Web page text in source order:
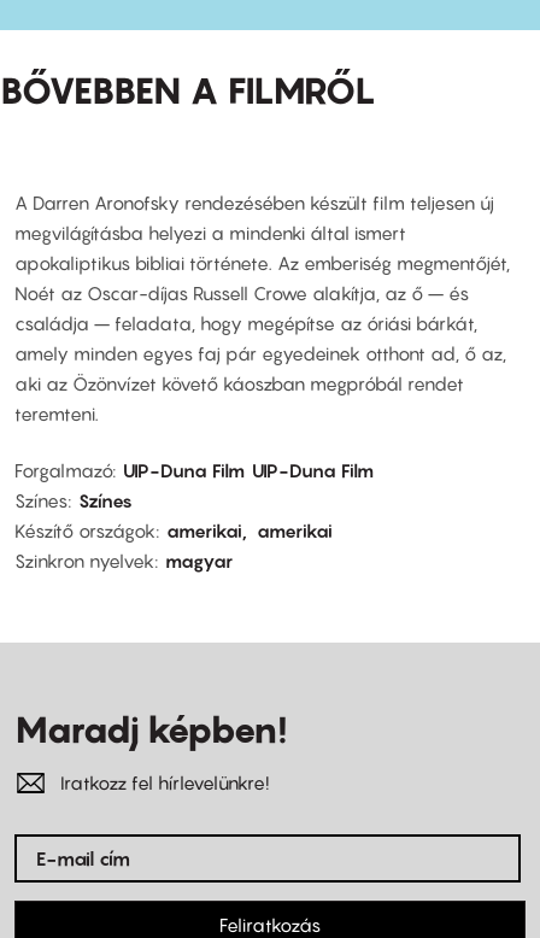
BŐVEBBEN A FILMRŐL
A Darren Aronofsky rendezésében készült film teljesen új
megvilágításba helyezi a mindenki által ismert
apokaliptikus bibliai története. Az emberiség megmentőjét,
Noét az Oscar-díjas Russell Crowe alakítja, az ő – és
családja – feladata, hogy megépítse az óriási bárkát,
amely minden egyes faj pár egyedeinek otthont ad, ő az,
aki az Özönvízet követő káoszban megpróbál rendet
teremteni.
Forgalmazó UIP-Duna Film UIP-Duna Film
Színes Színes
Készítő országok
amerikai
amerikai
Szinkron nyelvek
magyar
Maradj képben!
Iratkozz fel hírlevelünkre!
Feliratkozás